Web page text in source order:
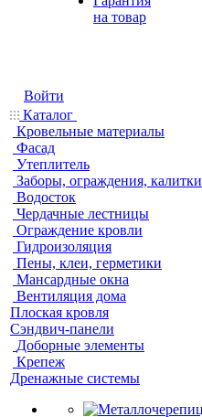
на товар
Войти
Каталог
Кровельные материалы
Фасад
Утеплитель
Заборы, ограждения, калитки
Водосток
Чердачные лестницы
Ограждение кровли
Гидроизоляция
Пены, клеи, герметики
Мансардные окна
Вентиляция дома
Плоская кровля
Сэндвич-панели
Доборные элементы
Крепеж
Дренажные системы